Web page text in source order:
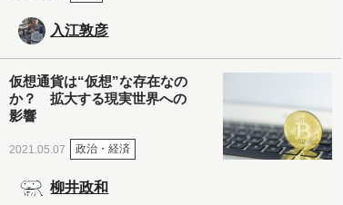
入江敦彦
仮想通貨は“仮想”な存在なの
か？ 拡大する現実世界への
影響
2021.05.07 政治・経済
柳井政和